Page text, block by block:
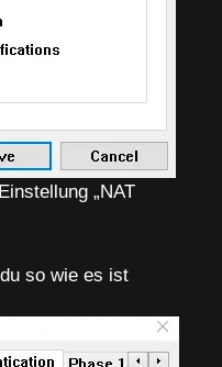
„NAT
so wie es ist